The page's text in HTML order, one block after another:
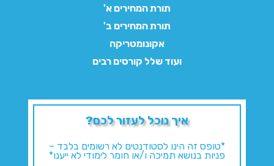
תורת המחירים א'
תורת המחירים ב'
אקונומטריקה
ועוד שלל קורסים רבים
איך נוכל לעזור לכם?
*טופס זה הינו לסטודנטים לא רשומים בלבד –
פניות בנושא תמיכה ו/או חומר לימודי לא ייענו*